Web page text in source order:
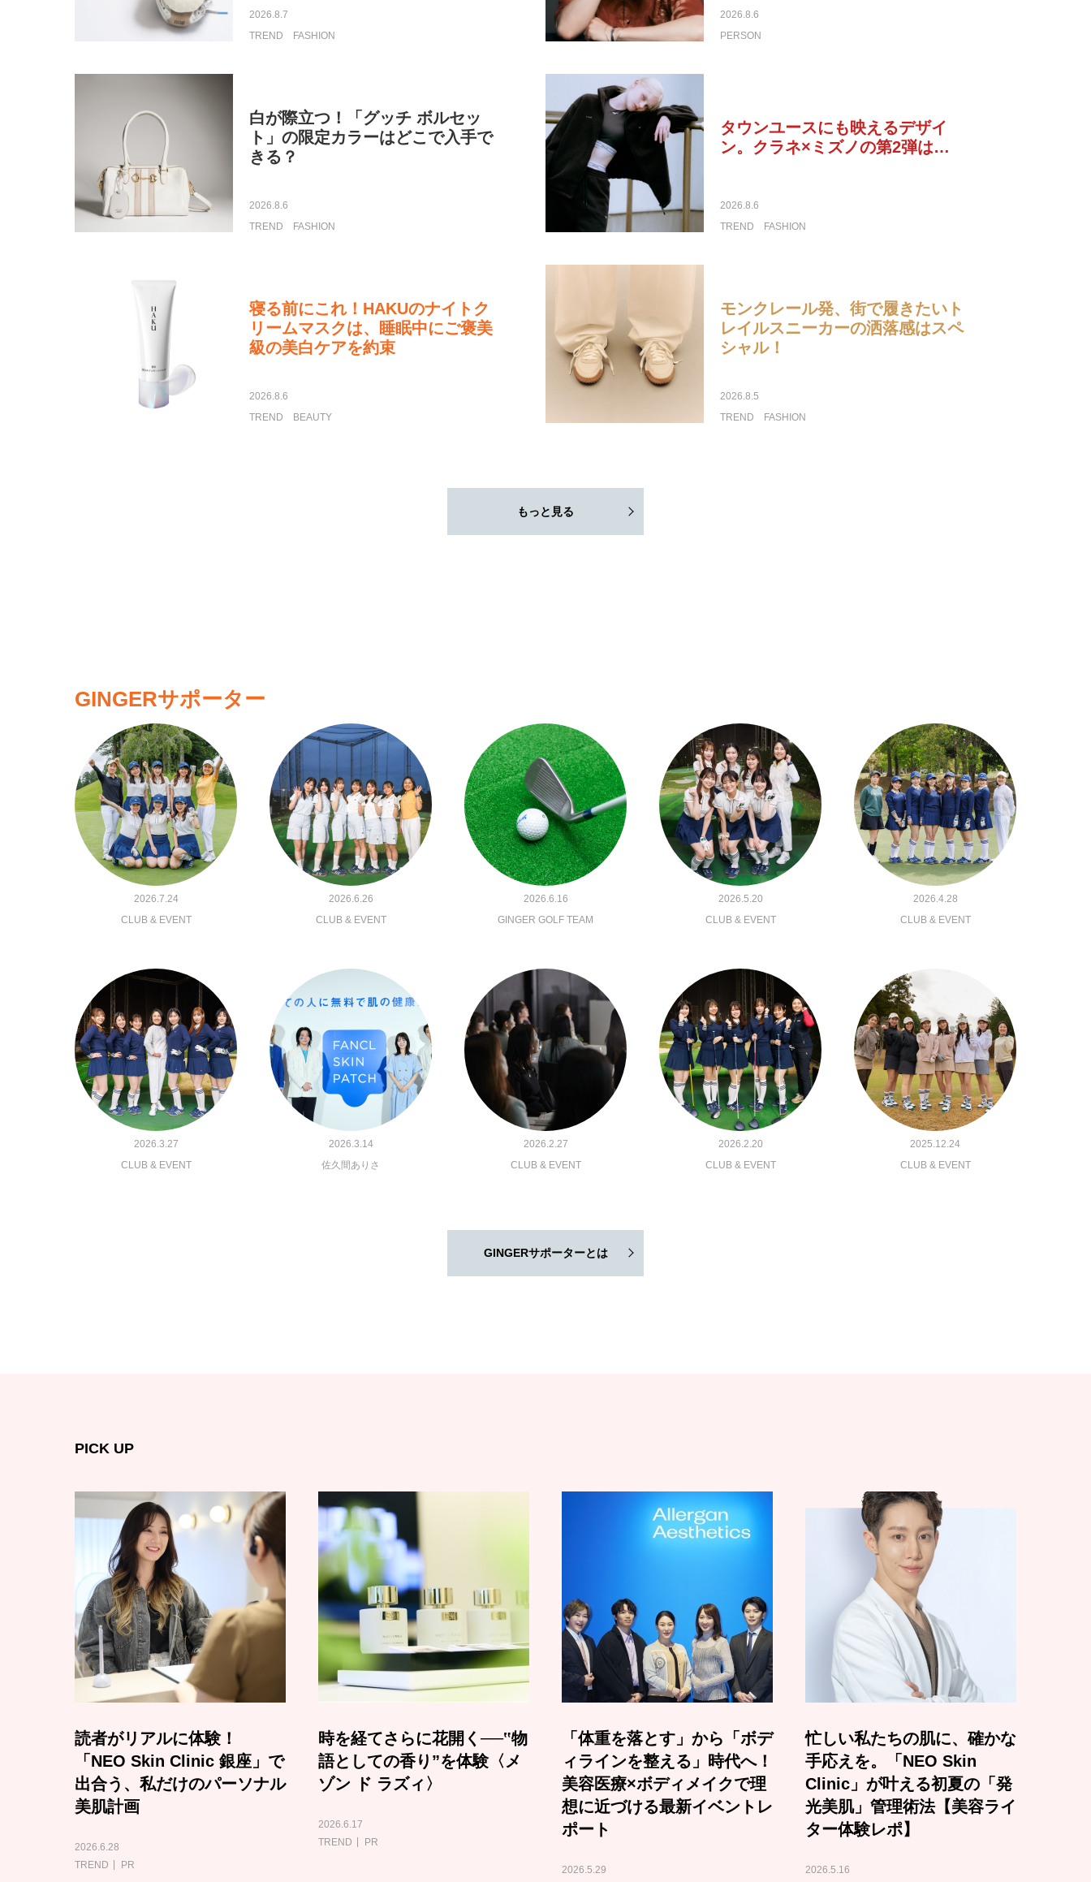
2026.8.7
TREND
FASHION
2026.8.6
PERSON
白が際立つ！「グッチ ボルセッ
ト」の限定カラーはどこで入手で
きる？
2026.8.6
TREND
FASHION
タウンユースにも映えるデザイ
ン。クラネ×ミズノの第2弾は…
2026.8.6
TREND
FASHION
寝る前にこれ！HAKUのナイトク
リームマスクは、睡眠中にご褒美
級の美白ケアを約束
2026.8.6
TREND
BEAUTY
モンクレール発、街で履きたいト
レイルスニーカーの洒落感はスペ
シャル！
2026.8.5
TREND
FASHION
もっと見る
GINGERサポーター
2026.7.24
CLUB & EVENT
2026.6.26
CLUB & EVENT
2026.6.16
GINGER GOLF TEAM
2026.5.20
CLUB & EVENT
2026.4.28
CLUB & EVENT
2026.3.27
CLUB & EVENT
2026.3.14
佐久間ありさ
2026.2.27
CLUB & EVENT
2026.2.20
CLUB & EVENT
2025.12.24
CLUB & EVENT
GINGERサポーターとは
PICK UP
読者がリアルに体験！
「NEO Skin Clinic 銀座」で
出合う、私だけのパーソナル
美肌計画
2026.6.28
TREND
PR
時を経てさらに花開く──‟物
語としての香り”を体験〈メ
ゾン ド ラズィ〉
2026.6.17
TREND
PR
「体重を落とす」から「ボデ
ィラインを整える」時代へ！
美容医療×ボディメイクで理
想に近づける最新イベントレ
ポート
2026.5.29
忙しい私たちの肌に、確かな
手応えを。「NEO Skin
Clinic」が叶える初夏の「発
光美肌」管理術法【美容ライ
ター体験レポ】
2026.5.16